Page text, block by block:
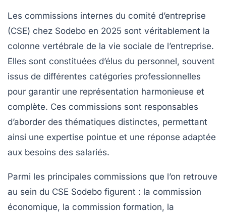
Les commissions internes du comité d’entreprise
(CSE) chez Sodebo en 2025 sont véritablement la
colonne vertébrale de la vie sociale de l’entreprise.
Elles sont constituées d’élus du personnel, souvent
issus de différentes catégories professionnelles
pour garantir une représentation harmonieuse et
complète. Ces commissions sont responsables
d’aborder des thématiques distinctes, permettant
ainsi une expertise pointue et une réponse adaptée
aux besoins des salariés.
Parmi les principales commissions que l’on retrouve
au sein du CSE Sodebo figurent : la commission
économique, la commission formation, la